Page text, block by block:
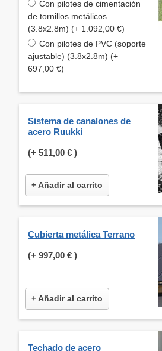
Con pilotes de cimentación
de tornillos metálicos
(3.8x2.8m) (+ 1.092,00 €)
Con pilotes de PVC (soporte
ajustable) (3.8x2.8m) (+
697,00 €)
Sistema de canalones de
acero Ruukki
(+ 511,00 € )
+ Añadir al carrito
Cubierta metálica Terrano
(+ 997,00 € )
+ Añadir al carrito
Techado de acero